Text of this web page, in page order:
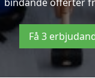
Få 3